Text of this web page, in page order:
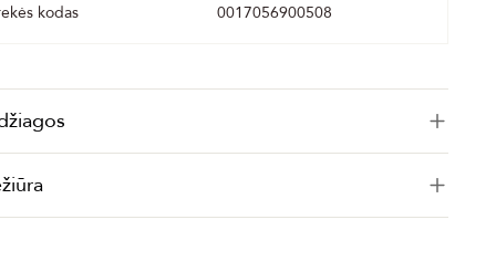
kodas
0017056900508